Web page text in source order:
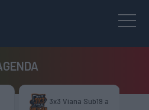
3x3 Viana Sub19 a